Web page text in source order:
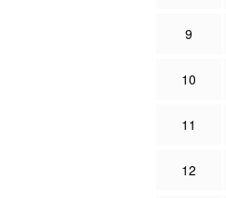
9
10
11
12